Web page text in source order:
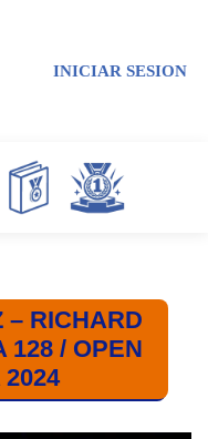
INICIAR SESION
– RICHARD
128 / OPEN